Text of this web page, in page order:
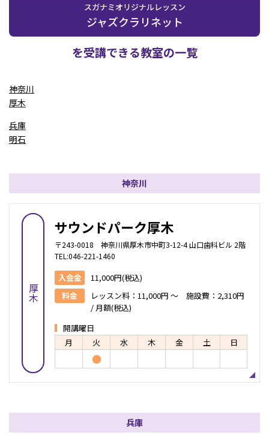
スガナミオリジナルレッスン
ジャズクラリネット
を受講できる教室の一覧
神奈川
厚木
兵庫
明石
神奈川
厚木
サウンドパーク厚木
〒243-0018 神奈川県厚木市中町3-12-4 山口歯科ビル 2階
TEL:046-221-1460
入会金
11,000円(税込)
料金
レッスン料：11,000円 ～ 施設費：2,310円
/ 月額(税込)
開講曜日
月
火 水 木 金 土 日
●
兵庫